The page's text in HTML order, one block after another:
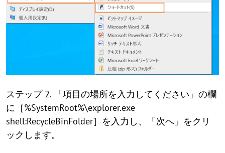
ステップ 2. 「項目の場所を入力してください」の欄
に［%SystemRoot%\explorer.exe
shell:RecycleBinFolder］を入力し、「次へ」をクリ
ックします。